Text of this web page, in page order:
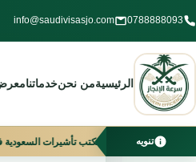
تخطي
إلى
المحتوى
0788888093
info@saudivisasjo.com
الرئيسيةمن نحنخدماتنا
تنويه
الدوام من 10 صباحًا إلى 3 مساءً أفضل